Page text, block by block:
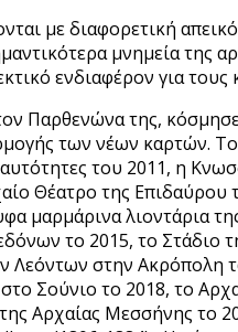
με διαφορετική
μνημεία της
ενδιαφέρον για
Παρθενώνα της, κόσμησε
των νέων καρτών.
του 2011, η
Θέατρο της Επιδαύρου
μαρμάρινα λιοντάρια
το 2015, το Στάδιο
Λεόντων στην
Σούνιο το 2018, το
Αρχαίας Μεσσήνης το